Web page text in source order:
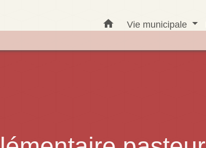
home Vie municipale